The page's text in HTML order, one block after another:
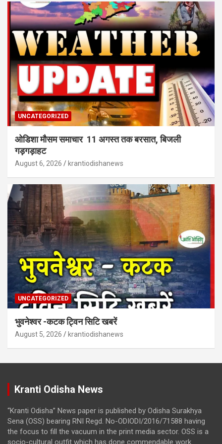
UNCATEGORIZED
ओडिशा मौसम समाचार 11 अगस्त तक बरसात, बिजली
गड़गड़ाहट
August 6, 2026 krantiodishanews
UNCATEGORIZED
भुवनेश्वर -कटक ट्विन सिटि खबरें
August 5, 2026 krantiodishanews
Kranti Odisha News
“Kranti Odisha” News paper is published by Odisha Surakhya
Sena (OSS) bearing RNI Regd. No-ODIODI/2016/71588 having
the focus to fill the vacuum in the print media sector. OSS is a